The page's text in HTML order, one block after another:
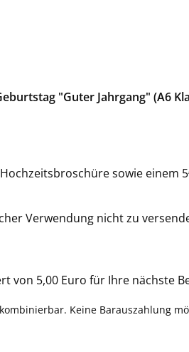
"Guter Jahrgang" (A6
sowie einem
Verwendung nicht zu
von 5,00 Euro für Ihre nächste
Keine Barauszahlung